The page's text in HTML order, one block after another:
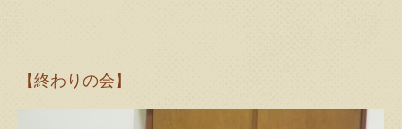
【終わりの会】